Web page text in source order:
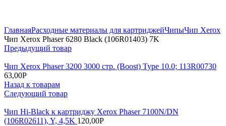
ГлавнаяРасходные материалы для картриджейЧипыЧип Xerox
Чип Xerox Phaser 6280 Black (106R01403) 7K
Предыдущий товар
Чип Xerox Phaser 3200 3000 стр. (Boost) Type 10.0; 113R00730
63,00Р
Назад к товарам
Следующий товар
Чип Hi-Black к картриджу Xerox Phaser 7100N/DN
(106R02611), Y, 4,5K 120,00Р